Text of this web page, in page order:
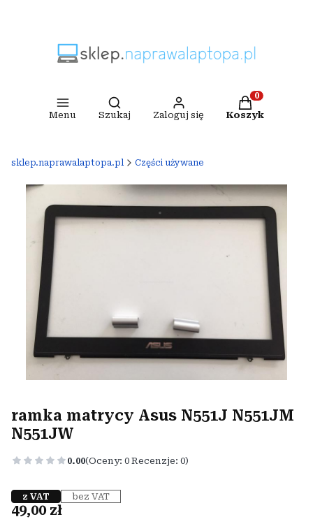
Menu
Otwórz wyszukiwarkę
Szukaj Zaloguj się
Produkty w
Koszyk
sklep.naprawalaptopa.pl Części używane
ramka matrycy Asus N551J N551JM
N551JW
0.00(Oceny: 0 Recenzje: 0)
z VAT bez VAT
Cena
49,00 zł